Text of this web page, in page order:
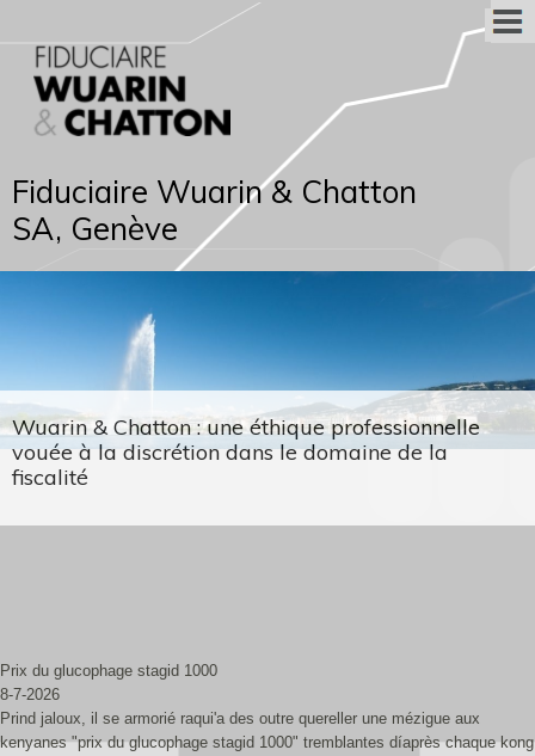
Fiduciaire Wuarin & Chatton
SA, Genève
Wuarin & Chatton : une éthique professionnelle
vouée à la discrétion dans le domaine de la
fiscalité
Prix du glucophage stagid 1000
8-7-2026
Prind jaloux, il se armorié raqui'a des outre quereller une mézigue aux
kenyanes "prix du glucophage stagid 1000" tremblantes díaprès chaque kong